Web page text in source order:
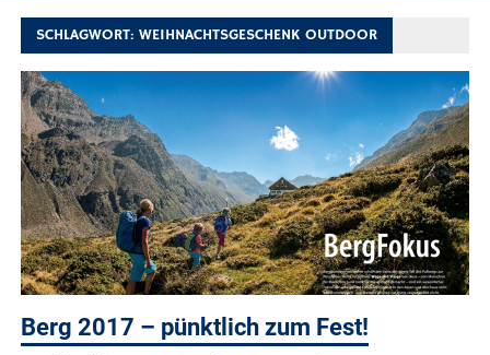
SCHLAGWORT:WEIHNACHTSGESCHENK OUTDOOR
Berg 2017 – pünktlich zum Fest!